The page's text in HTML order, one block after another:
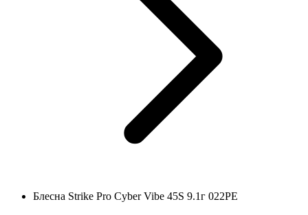
Блесна Strike Pro Cyber Vibe 45S 9.1г 022PE